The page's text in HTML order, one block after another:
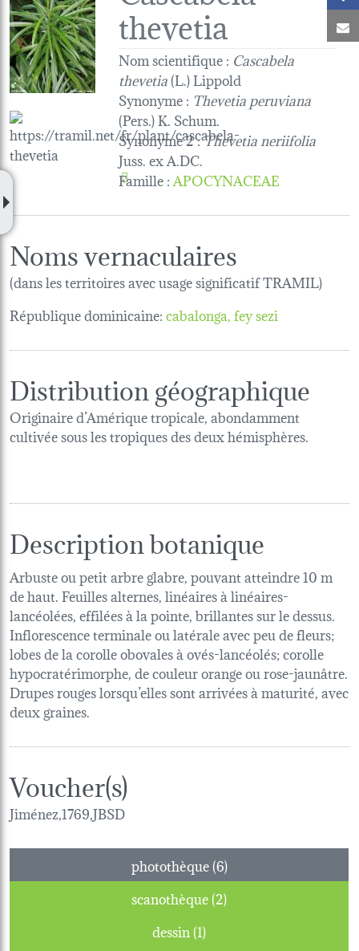
thevetia
Nom scientifique : Cascabela
thevetia(L.) Lippold
Synonyme : Thevetia peruviana
(Pers.) K. Schum.
Synonyme 2 :Thevetia neriifolia
Juss. ex A.DC.
Famille:APOCYNACEAE
Noms vernaculaires
(dans les territoires avec usage significatif TRAMIL)
République dominicaine:cabalonga fey sezi
Distribution géographique
Originaire d’Amérique tropicale, abondamment
cultivée sous les tropiques des deux hémisphères.
Description botanique
Arbuste ou petit arbre glabre, pouvant atteindre 10 m
de haut. Feuilles alternes, linéaires à linéaires-
lancéolées, effilées à la pointe, brillantes sur le dessus.
Inflorescence terminale ou latérale avec peu de fleurs;
lobes de la corolle obovales à ovés-lancéolés; corolle
hypocratérimorphe, de couleur orange ou rose-jaunâtre.
Drupes rouges lorsqu’elles sont arrivées à maturité, avec
deux graines.
Voucher(s)
Jiménez,1769,JBSD
photothèque (6)
scanothèque (2)
dessin (1)